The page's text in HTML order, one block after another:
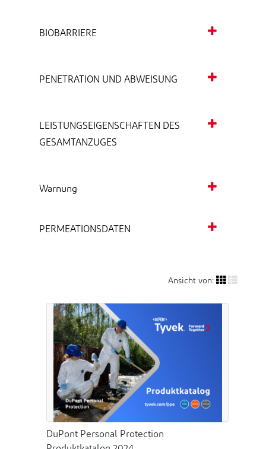
BIOBARRIERE
PENETRATION UND ABWEISUNG
LEISTUNGSEIGENSCHAFTEN DES
GESAMTANZUGES
Warnung
PERMEATIONSDATEN
Ansicht von:
DuPont Personal Protection